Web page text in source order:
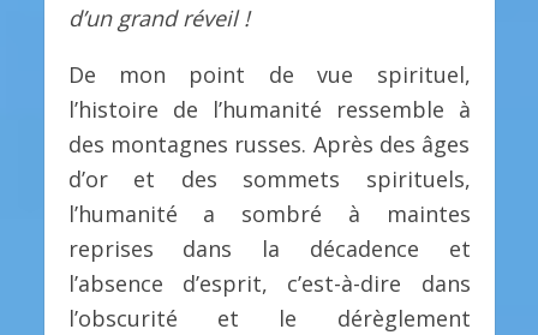
d’un grand réveil !
De mon point de vue spirituel,
l’histoire de l’humanité ressemble à
des montagnes russes. Après des âges
d’or et des sommets spirituels,
l’humanité a sombré à maintes
reprises dans la décadence et
l’absence d’esprit, c’est-à-dire dans
l’obscurité et le dérèglement